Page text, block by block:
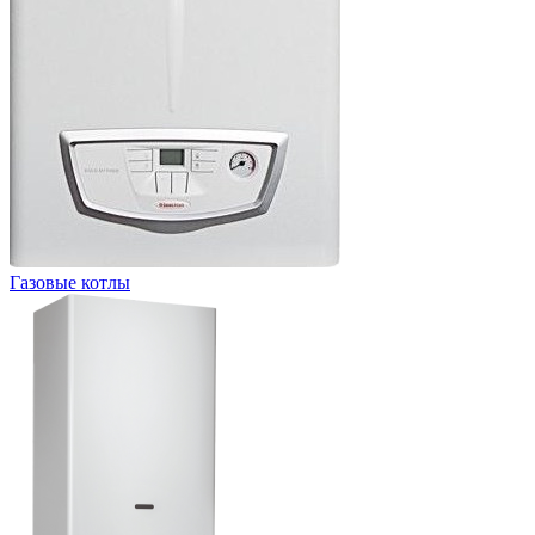
Газовые котлы